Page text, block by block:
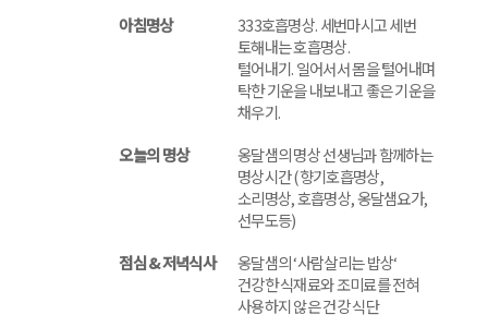
아침명상
333호흡명상. 세번마시고 세번
토해내는 호흡명상.
털어내기. 일어서서 몸을 털어내며
탁한 기운을 내보내고 좋은 기운을
채우기.
오늘의 명상
옹달샘의 명상 선생님과 함께하는
명상시간 (향기호흡명상,
소리명상, 호흡명상, 옹달샘요가,
선무도등)
점심 & 저녁식사
옹달샘의 ‘사람살리는 밥상‘
건강한 식재료와 조미료를 전혀
사용하지 않은 건강 식단